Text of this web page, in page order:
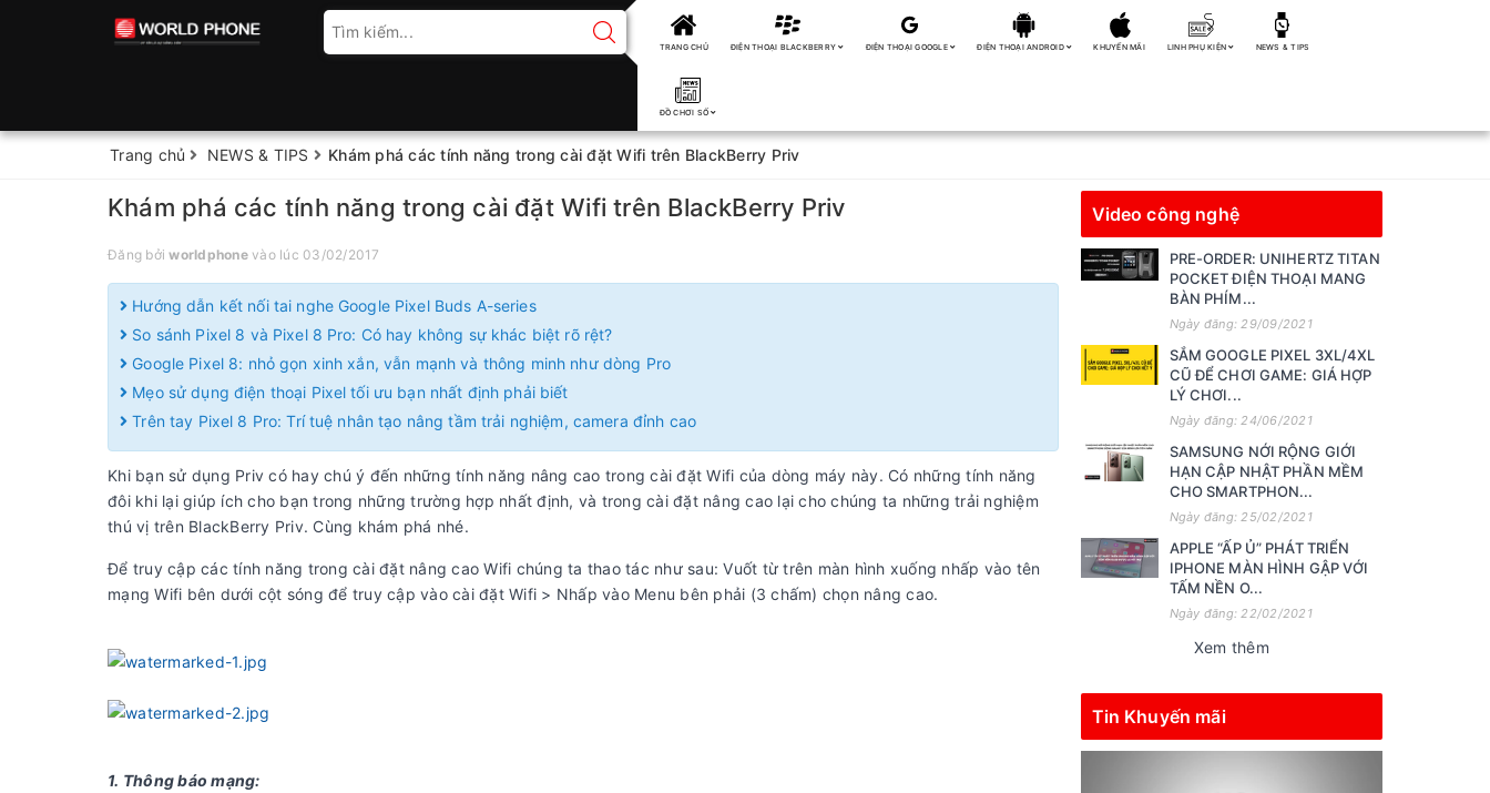
TRANG CHỦ ĐIỆN THOẠI BLACKBERRY ĐIỆN THOẠI GOOGLE ĐIỆN THOẠI ANDROID KHUYẾN MÃI LINH PHỤ KIỆN NEWS & TIPS
ĐỒ CHƠI SỐ
Trang chủ NEWS & TIPS Khám phá các tính năng trong cài đặt Wifi trên BlackBerry Priv
Khám phá các tính năng trong cài đặt Wifi trên BlackBerry Priv
Đăng bởiworldphonevào lúc 03/02/2017
Hướng dẫn kết nối tai nghe Google Pixel Buds A-series
So sánh Pixel 8 và Pixel 8 Pro: Có hay không sự khác biệt rõ rệt?
Google Pixel 8: nhỏ gọn xinh xắn, vẫn mạnh và thông minh như dòng Pro
Mẹo sử dụng điện thoại Pixel tối ưu bạn nhất định phải biết
Trên tay Pixel 8 Pro: Trí tuệ nhân tạo nâng tầm trải nghiệm, camera đỉnh cao
Khi bạn sử dụng Priv có hay chú ý đến những tính năng nâng cao trong cài đặt Wifi của dòng máy này. Có những tính năng
đôi khi lại giúp ích cho bạn trong những trường hợp nhất định, và trong cài đặt nâng cao lại cho chúng ta những trải nghiệm
thú vị trên BlackBerry Priv. Cùng khám phá nhé.
Để truy cập các tính năng trong cài đặt nâng cao Wifi chúng ta thao tác như sau: Vuốt từ trên màn hình xuống nhấp vào tên
mạng Wifi bên dưới cột sóng để truy cập vào cài đặt Wifi > Nhấp vào Menu bên phải (3 chấm) chọn nâng cao.
1. Thông báo mạng:
Video công nghệ
PRE-ORDER: UNIHERTZ TITAN
POCKET ĐIỆN THOẠI MANG
BÀN PHÍM...
Ngày đăng: 29/09/2021
SẮM GOOGLE PIXEL 3XL/4XL
CŨ ĐỂ CHƠI GAME: GIÁ HỢP
LÝ CHƠI...
Ngày đăng: 24/06/2021
SAMSUNG NỚI RỘNG GIỚI
HẠN CẬP NHẬT PHẦN MỀM
CHO SMARTPHON...
Ngày đăng: 25/02/2021
APPLE “ẤP Ủ” PHÁT TRIỂN
IPHONE MÀN HÌNH GẬP VỚI
TẤM NỀN O...
Ngày đăng: 22/02/2021
Xem thêm
Tin Khuyến mãi